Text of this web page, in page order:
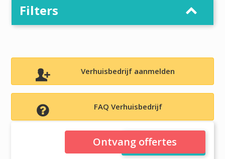
Filters
Verhuisbedrijf aanmelden
FAQ Verhuisbedrijf
ARS Logistics
Ontvang offertes